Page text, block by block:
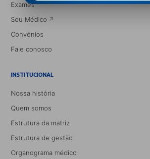
Exames
Seu Médico
Convênios
Fale conosco
INSTITUCIONAL
Nossa história
Quem somos
Estrutura da matriz
Estrutura de gestão
Organograma médico